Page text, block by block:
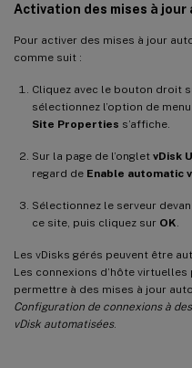
Activation des mises à
Pour activer des mises à jour
comme suit :
Cliquez avec le bouton droit
sélectionnez l’option de menu
Site Properties s’affiche.
Sur la page de l’onglet vDisk
regard de Enable automatic
Sélectionnez le serveur
ce site, puis cliquez sur OK
Les vDisks gérés peuvent être
Les connexions d’hôte
permettre à des mises à jour
Configuration de connexions à
vDisk automatisées.